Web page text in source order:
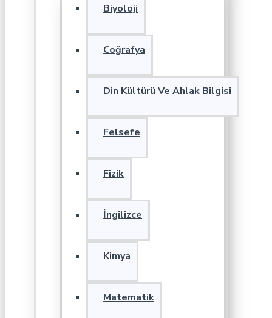
Biyoloji
Coğrafya
Din Kültürü Ve Ahlak Bilgisi
Felsefe
Fizik
İngilizce
Kimya
Matematik